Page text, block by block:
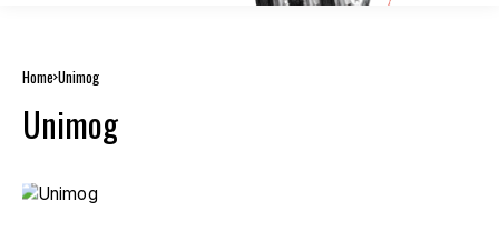
Home Unimog
Unimog